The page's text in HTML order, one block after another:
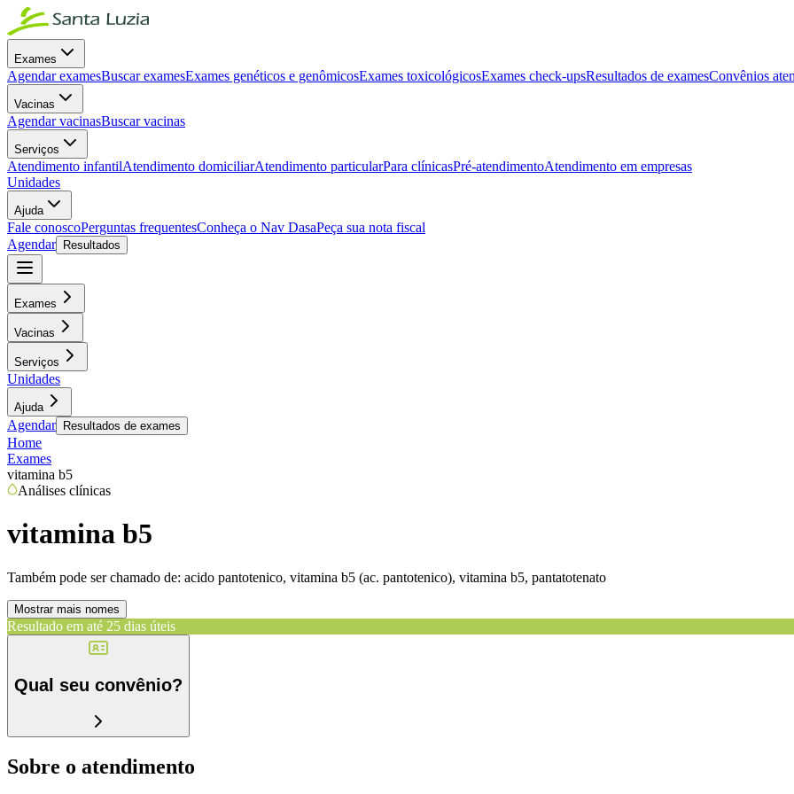
Exames
Agendar examesBuscar examesExames genéticos e genômicosExames toxicológicosExames check-upsResultados de examesConvênios
Vacinas
Agendar vacinasBuscar vacinas
Serviços
Atendimento infantilAtendimento domiciliarAtendimento particularPara clínicasPré-atendimentoAtendimento em empresas
Unidades
Ajuda
Fale conoscoPerguntas frequentesConheça o Nav DasaPeça sua nota fiscal
Agendar
Resultados
Exames
Vacinas
Serviços
Unidades
Ajuda
Agendar Resultados de exames
Home
Exames
vitamina b5
Análises clínicas
vitamina b5
Também pode ser chamado de: acido pantotenico, vitamina b5 (ac. pantotenico), vitamina b5, pantatotenato
Mostrar mais nomes
Resultado em até 25 dias úteis
Qual seu convênio?
Sobre o atendimento